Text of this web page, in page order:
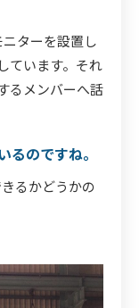
ターを設置し
ています。それ
るメンバーへ話
のですね。
るかどうかの